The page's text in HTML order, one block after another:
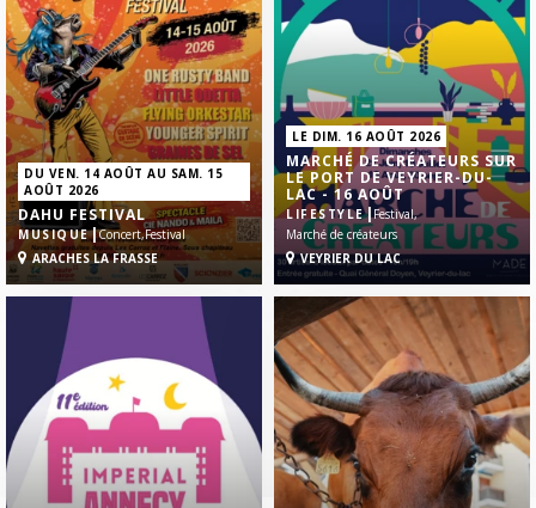
DU VEN. 14 AOÛT AU SAM. 15
AOÛT 2026
DAHU FESTIVAL
MUSIQUE|Concert,Festival
ARACHES LA FRASSE
LE DIM. 16 AOÛT 2026
MARCHÉ DE CRÉATEURS SUR
LE PORT DE VEYRIER-DU-
LAC - 16 AOÛT
LIFESTYLE|Festival,
Marché de créateurs
VEYRIER DU LAC